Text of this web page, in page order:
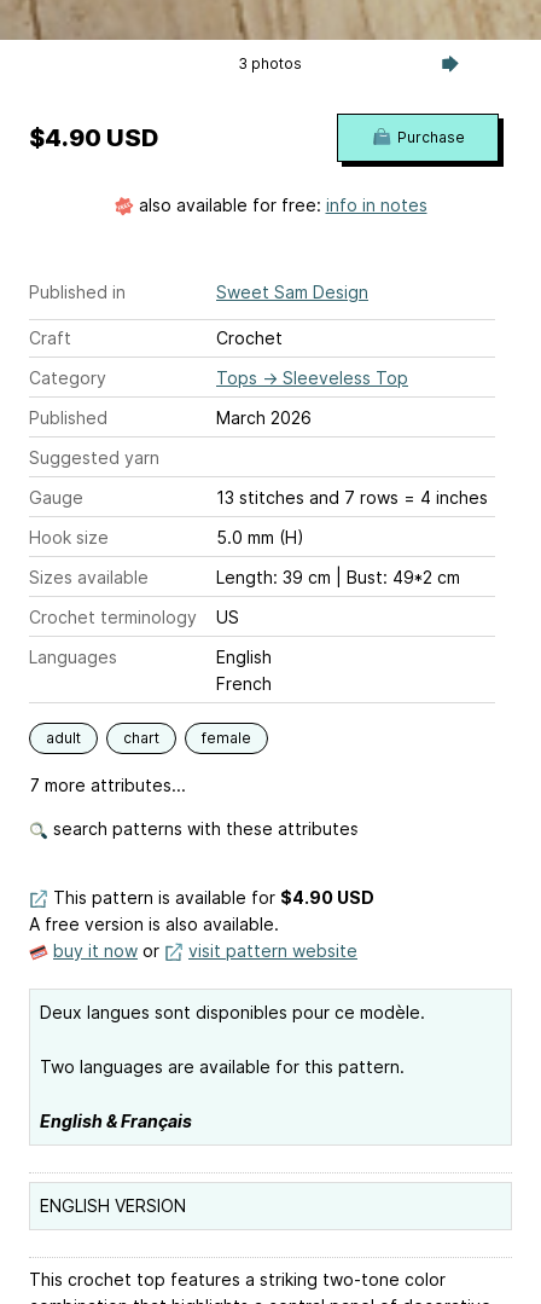
3 photos
Published in Sweet Sam Design
Craft
Crochet
Category
Tops → Sleeveless Top
Published
March 2026
Suggested yarn
Gauge
13 stitches and 7 rows = 4 inches
Hook size
5.0 mm (H)
Sizes available
Length: 39 cm | Bust: 49*2 cm
Crochet terminology
US
Languages
English
French
adult chart female
7 more attributes...
search patterns with these attributes
$4.90 USD Purchase
also available for free: info in notes
This pattern is available for $4.90 USD
A free version is also available.
buy it now or visit pattern website
Deux langues sont disponibles pour ce modèle.
Two languages are available for this pattern.
English & Français
ENGLISH VERSION
This crochet top features a striking two-tone color